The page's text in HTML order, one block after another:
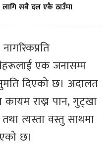
लागि सबै दल एकै ठाउँमा
एक जनासम्म
दिएको छ। अदालत
कायम राख्न पान, गुट्खा
त्यस्ता वस्तु साथमा
छ।